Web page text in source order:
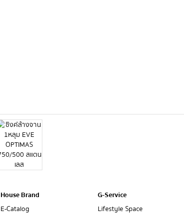
House Brand
E-Catalog
G-Service
Lifestyle Space